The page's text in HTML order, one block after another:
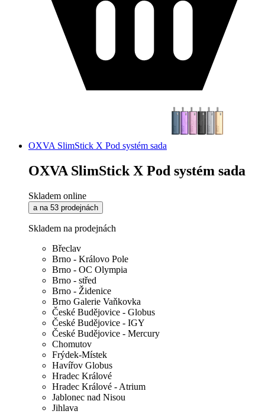
OXVA SlimStick X Pod systém sada
OXVA SlimStick X Pod systém sada
Skladem online
a na 53 prodejnách
Skladem na prodejnách
Břeclav
Brno - Královo Pole
Brno - OC Olympia
Brno - střed
Brno - Židenice
Brno Galerie Vaňkovka
České Budějovice - Globus
České Budějovice - IGY
České Budějovice - Mercury
Chomutov
Frýdek-Místek
Havířov Globus
Hradec Králové
Hradec Králové - Atrium
Jablonec nad Nisou
Jihlava